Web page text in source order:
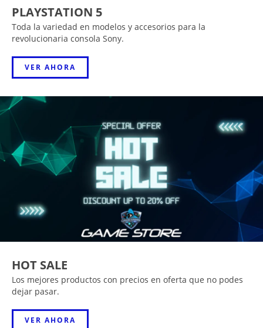
PLAYSTATION 5
Toda la variedad en modelos y accesorios para la
revolucionaria consola Sony.
VER AHORA
HOT SALE
Los mejores productos con precios en oferta que no podes
dejar pasar.
VER AHORA